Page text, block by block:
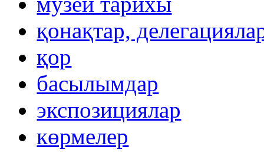
қонақтар,
қор
басылымдар
экспозициялар
көрмелер